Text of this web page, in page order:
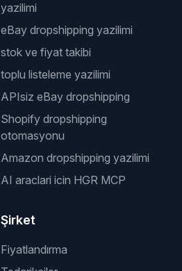
yazilimi
eBay dropshipping yazilimi
stok ve fiyat takibi
toplu listeleme yazilimi
APIsiz eBay dropshipping
Shopify dropshipping
otomasyonu
Amazon dropshipping yazilimi
AI araclari icin HGR MCP
Şirket
Fiyatlandırma